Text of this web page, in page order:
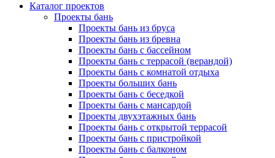
Каталог проектов
Проекты бань
Проекты бань из бруса
Проекты бань из бревна
Проекты бань с бассейном
Проекты бань с террасой (верандой)
Проекты бань с комнатой отдыха
Проекты больших бань
Проекты бань с беседкой
Проекты бань с мансардой
Проекты двухэтажных бань
Проекты бань с открытой террасой
Проекты бань с пристройкой
Проекты бань с балконом